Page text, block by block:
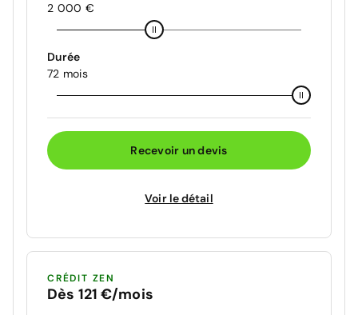
2 000 €
Durée
72 mois
Recevoir un devis
Voir le détail
CRÉDIT ZEN
Dès 121 €/mois